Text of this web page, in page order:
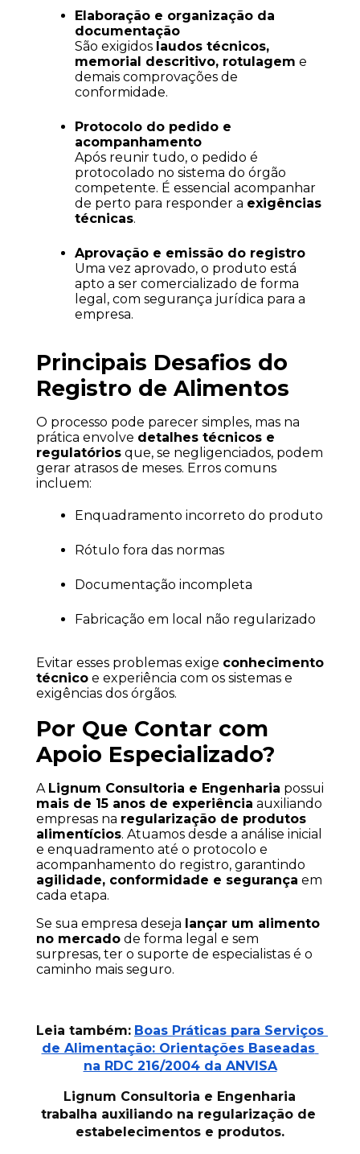
Elaboração e organização da
documentação
São exigidos laudos técnicos,
memorial descritivo, rotulagem e
demais comprovações de
conformidade.
Protocolo do pedido e
acompanhamento
Após reunir tudo, o pedido é
protocolado no sistema do órgão
competente. É essencial acompanhar
de perto para responder a exigências
técnicas.
Aprovação e emissão do registro
Uma vez aprovado, o produto está
apto a ser comercializado de forma
legal, com segurança jurídica para a
empresa.
Principais Desafios do
Registro de Alimentos
O processo pode parecer simples, mas na
prática envolve detalhes técnicos e
regulatórios que, se negligenciados, podem
gerar atrasos de meses. Erros comuns
incluem:
Enquadramento incorreto do produto
Rótulo fora das normas
Documentação incompleta
Fabricação em local não regularizado
Evitar esses problemas exige conhecimento
técnico e experiência com os sistemas e
exigências dos órgãos.
Por Que Contar com
Apoio Especializado?
A Lignum Consultoria e Engenharia
mais de 15 anos de experiência auxiliando
empresas na regularização de produtos
alimentícios. Atuamos desde a análise inicial
e enquadramento até o protocolo e
agilidade, conformidade e segurança em
cada etapa.
Se sua empresa deseja lançar um alimento
no mercado de forma legal e sem
surpresas, ter o suporte de especialistas é o
caminho mais seguro.
Leia também: Boas Práticas para Serviços
de Alimentação: Orientações Baseadas
na RDC 216/2004 da ANVISA
Lignum Consultoria e Engenharia
trabalha auxiliando na regularização de
estabelecimentos e produtos.